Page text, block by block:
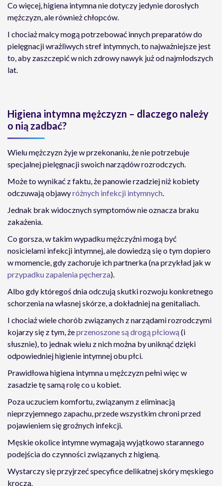
Co więcej, higiena intymna nie dotyczy jedynie dorosłych
mężczyzn, ale również chłopców.
I chociaż malcy mogą potrzebować innych preparatów do
pielęgnacji wrażliwych stref intymnych, to najważniejsze jest
to, aby zaszczepić w nich zdrowy nawyk już od najmłodszych
lat.
Higiena intymna mężczyzn – dlaczego należy
o nią zadbać?
Wielu mężczyzn żyje w przekonaniu, że nie potrzebuje
specjalnej pielęgnacji swoich narządów rozrodczych.
Może to wynikać z faktu, że panowie rzadziej niż kobiety
odczuwają objawyróżnych infekcji intymnych.
Jednak brak widocznych symptomów nie oznacza braku
zakażenia.
Co gorsza, w takim wypadku mężczyźni mogą być
nosicielami infekcji intymnej, ale dowiedzą się o tym dopiero
w momencie, gdy zachoruje ich partnerka (na przykład jak w
przypadku zapalenia pęcherza).
Albo gdy któregoś dnia odczują skutki rozwoju konkretnego
schorzenia na własnej skórze, a dokładniej na genitaliach.
I chociaż wiele chorób związanych z narządami rozrodczymi
kojarzy się z tym, żeprzenoszone są drogą płciową (i
słusznie), to jednak wielu z nich można by uniknąć dzięki
odpowiedniej higienie intymnej obu płci.
Prawidłowa higiena intymna u mężczyzn pełni więc w
zasadzie tę samą rolę co u kobiet.
Poza uczuciem komfortu, związanym z eliminacją
nieprzyjemnego zapachu, przede wszystkim chroni przed
pojawieniem się groźnych infekcji.
Męskie okolice intymne wymagają wyjątkowo starannego
podejścia do czynności związanych z higieną.
Wystarczy się przyjrzeć specyfice delikatnej skóry męskiego
krocza.